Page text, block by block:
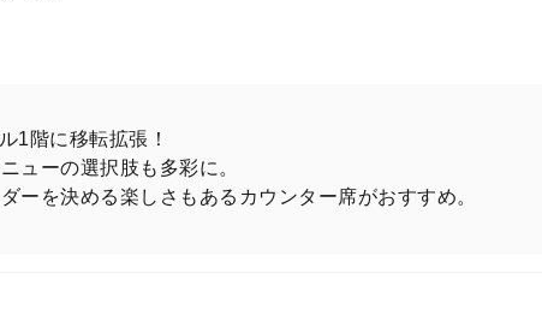
1階に移転拡張！
ューの選択肢も多彩に。
ーを決める楽しさもあるカウンター席がおすすめ。